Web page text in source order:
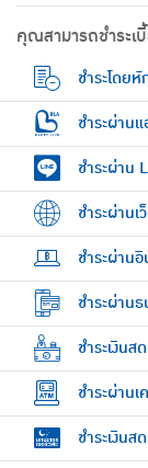
คุณสามารถชำระเ
ชำระโดย
ชำระผ่าน
ชำระผ่าน
ชำระผ่าน
ชำระผ่าน
ชำระผ่าน
ชำระเงิน
ชำระผ่านเ
ชำระเงินส